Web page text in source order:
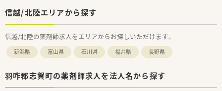
信越/北陸エリアから探す
信越/北陸の薬剤師求人をエリアからお探しいただけます。
新潟県 富山県 石川県 福井県 長野県
羽咋郡志賀町の薬剤師求人を法人名から探す